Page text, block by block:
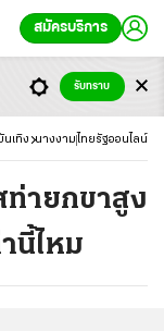
สมัครบริการ
นเทิง นางงาม ไทยรัฐออนไลน์
ท่ายกขาสูง
นี้ไหม
รับทราบ